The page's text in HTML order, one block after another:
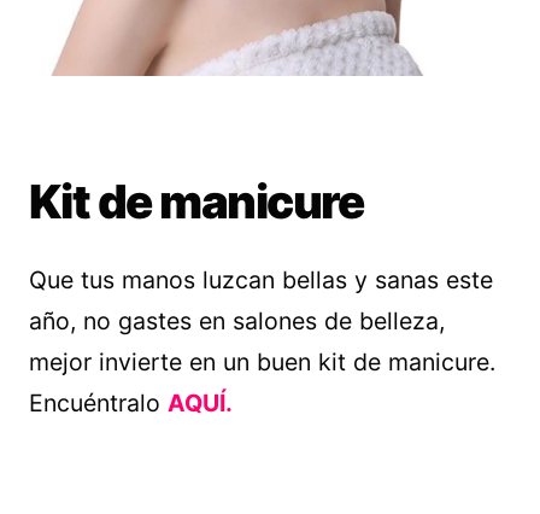
Kit de manicure
Que tus manos luzcan bellas y sanas este
año, no gastes en salones de belleza,
mejor invierte en un buen kit de manicure.
Encuéntralo AQUÍ.